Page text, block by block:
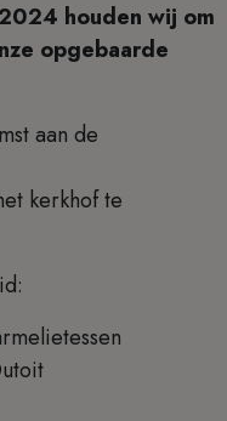
houden wij om
opgebaarde
aan de
kerkhof te